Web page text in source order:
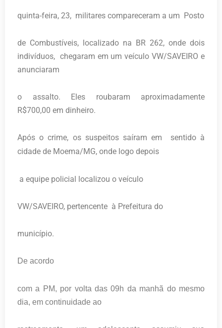
quinta-feira, 23, militares compareceram a um Posto
de Combustíveis, localizado na BR 262, onde dois
indivíduos, chegaram em um veículo VW/SAVEIRO e
anunciaram
o assalto. Eles roubaram aproximadamente
R$700,00 em dinheiro.
Após o crime, os suspeitos saíram em sentido à
cidade de Moema/MG, onde logo depois
a equipe policial localizou o veículo
VW/SAVEIRO, pertencente à Prefeitura do
município.
De acordo
com a PM, por volta das 09h da manhã do mesmo
dia, em continuidade ao